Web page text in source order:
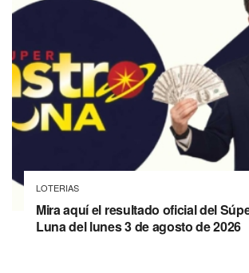
LOTERIAS
Mira aquí el resultado oficial del
Luna del lunes 3 de agosto de 2026